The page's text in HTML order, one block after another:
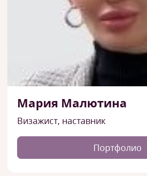
Мария Малютина
Визажист, наставник
Портфолио